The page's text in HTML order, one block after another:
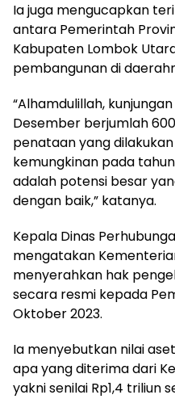
Ia juga mengucapkan
antara Pemerintah
Kabupaten Lombok
pembangunan di
“Alhamdulillah,
Desember berjumlah
penataan yang
kemungkinan pada
adalah potensi besar
dengan baik,” katanya.
Kepala Dinas
mengatakan
menyerahkan hak
secara resmi kepada
Oktober 2023.
Ia menyebutkan nilai
apa yang diterima dari
yakni senilai Rp1,4 triliun